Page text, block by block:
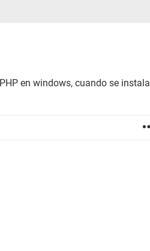
en windows, cuando se instala